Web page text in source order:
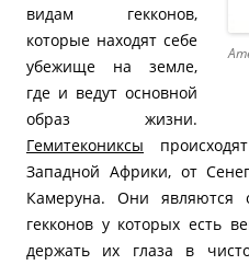
видам гекконов,
которые находят себе
убежище на земле,
где и ведут основной
образ жизни.
Гемитекониксы
Западной Африки, от
Камеруна. Они являются
гекконов у которых есть
держать их глаза в